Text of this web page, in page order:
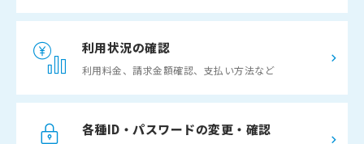
利用状況の確認
利用料金、請求金額確認、支払い方法など
各種ID・パスワードの変更・確認